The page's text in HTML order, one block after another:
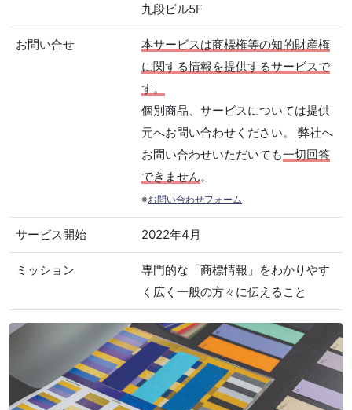
九段ビル5F
お問い合せ
本サービスは商標権等の知的財産権
に関する情報を提供するサービスで
す。
個別商品、サービスについては提供
元へお問い合わせください。 弊社へ
お問い合わせいただいても一切回答
できません。
※お問い合わせフォーム
サービス開始 2022年4月
ミッション
専門的な「商標情報」をわかりやす
く広く一般の方々に伝えること